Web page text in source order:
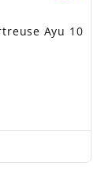
Ayu 10